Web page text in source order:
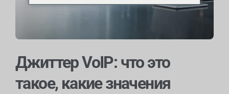
Джиттер VoIP: что это
такое, какие значения